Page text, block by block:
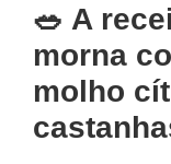
🥗 A
morna
molho